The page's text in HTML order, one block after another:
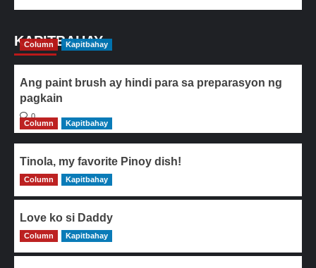
KAPITBAHAY
Column Kapitbahay
Ang paint brush ay hindi para sa preparasyon ng
pagkain
0
Column
Kapitbahay
Tinola, my favorite Pinoy dish!
0
Column Kapitbahay
Love ko si Daddy
0
Column Kapitbahay